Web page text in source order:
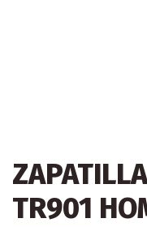
TR901